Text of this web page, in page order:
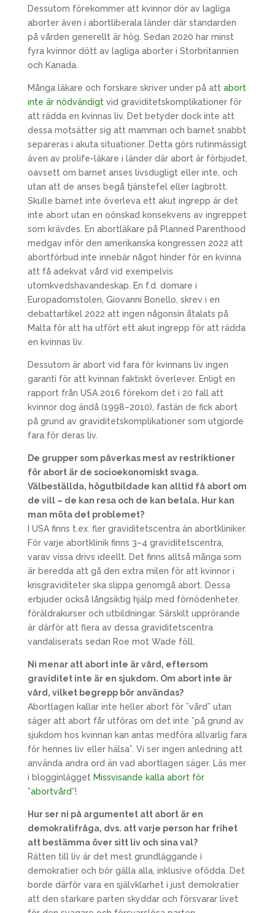
Dessutom förekommer att kvinnor dör av lagliga
aborter även i abortliberala länder där standarden
på vården generellt är hög. Sedan 2020 har minst
fyra kvinnor dött av lagliga aborter i Storbritannien
och Kanada.
Många läkare och forskare skriver under på att abort
inte är nödvändigtvid graviditetskomplikationer för
att rädda en kvinnas liv. Det betyder dock inte att
dessa motsätter sig att mamman och barnet snabbt
separeras i akuta situationer. Detta görs rutinmässigt
även av prolife-läkare i länder där abort är förbjudet,
oavsett om barnet anses livsdugligt eller inte, och
utan att de anses begå tjänstefel eller lagbrott.
Skulle barnet inte överleva ett akut ingrepp är det
inte abort utan en oönskad konsekvens av ingreppet
som krävdes. En abortläkare på Planned Parenthood
medgav inför den amerikanska kongressen 2022 att
abortförbud inte innebär något hinder för en kvinna
att få adekvat vård vid exempelvis
utomkvedshavandeskap. En f.d. domare i
Europadomstolen, Giovanni Bonello, skrev i en
debattartikel 2022 att ingen någonsin åtalats på
Malta för att ha utfört ett akut ingrepp för att rädda
en kvinnas liv.
Dessutom är abort vid fara för kvinnans liv ingen
garanti för att kvinnan faktiskt överlever. Enligt en
rapport från USA 2016 förekom det i 20 fall att
kvinnor dog ändå (1998–2010), fastän de fick abort
på grund av graviditetskomplikationer som utgjorde
fara för deras liv.
De grupper som påverkas mest av restriktioner
för abort är de socioekonomiskt svaga.
Välbeställda, högutbildade kan alltid få abort om
de vill – de kan resa och de kan betala. Hur kan
man möta det problemet?
I USA finns t.ex. fler graviditetscentra än abortkliniker.
För varje abortklinik finns 3–4 graviditetscentra,
varav vissa drivs ideellt. Det finns alltså många som
är beredda att gå den extra milen för att kvinnor i
krisgraviditeter ska slippa genomgå abort. Dessa
erbjuder också långsiktig hjälp med förnödenheter,
föräldrakurser och utbildningar. Särskilt upprörande
är därför att flera av dessa graviditetscentra
vandaliserats sedan Roe mot Wade föll.
Ni menar att abort inte är vård, eftersom
graviditet inte är en sjukdom. Om abort inte är
vård, vilket begrepp bör användas?
Abortlagen kallar inte heller abort för ”vård” utan
säger att abort får utföras om det inte ”på grund av
sjukdom hos kvinnan kan antas medföra allvarlig fara
för hennes liv eller hälsa”. Vi ser ingen anledning att
använda andra ord än vad abortlagen säger. Läs mer
i blogginlägget Missvisande kalla abort för
”abortvård”!
Hur ser ni på argumentet att abort är en
demokratifråga, dvs. att varje person har frihet
att bestämma över sitt liv och sina val?
Rätten till liv är det mest grundläggande i
demokratier och bör gälla alla, inklusive ofödda. Det
borde därför vara en självklarhet i just demokratier
att den starkare parten skyddar och försvarar livet